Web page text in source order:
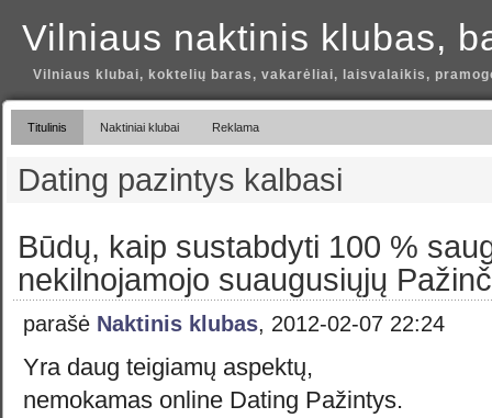
Vilniaus naktinis klubas,
Vilniaus klubai, koktelių baras, vakarėliai, laisvalaikis,
Titulinis Naktiniai klubai Reklama
Dating pazintys kalbasi
Būdų, kaip sustabdyti 100 %
nekilnojamojo suaugusiųjų
parašė Naktinis klubas, 2012-02-07 22:24
Yra daug teigiamų aspektų,
nemokamas online Dating Pažintys.